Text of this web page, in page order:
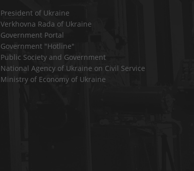
President of Ukraine
Verkhovna Rada of Ukraine
Government Portal
Government "Hotline"
Public Society and Government
National Agency of Ukraine on Civil Service
Ministry of Economy of Ukraine